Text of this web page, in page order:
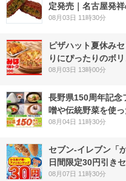
定発売｜名古屋発
08月03日 11時30分
ピザハット夏休み
りにぴったりのボ
08月03日 13時00分
長野県150周年記
噌や伝統野菜を使
08月04日 11時30分
セブン‐イレブン「
日間限定30円引き
08月07日 11時30分